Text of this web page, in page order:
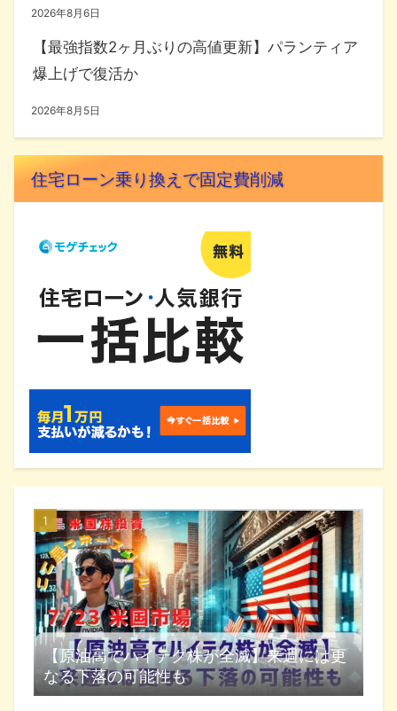
2026年8月6日
【最強指数2ヶ月ぶりの高値更新】パランティア
爆上げで復活か
2026年8月5日
住宅ローン乗り換えで固定費削減
【原油高でハイテク株が全滅】来週には更
なる下落の可能性も